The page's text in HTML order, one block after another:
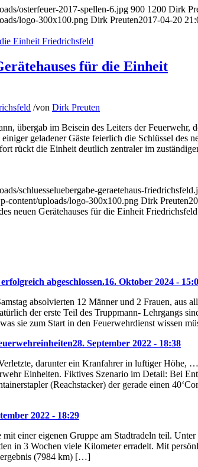
osterfeuer-2017-spellen-6.jpg 900 1200 Dirk
logo-300x100.png Dirk Preuten2017-04-20
für die Einheit
/von Dirk Preuten
übergab im Beisein des Leiters der Feuerwehr,
geladener Gäste feierlich die Schlüssel des
rückt die Einheit deutlich zentraler im
schluesseluebergabe-geraetehaus-
content/uploads/logo-300x100.png Dirk Preuten
neuen Gerätehauses für die Einheit Friedrichsfeld
abgeschlossen.16. Oktober 2024 -
absolvierten 12 Männer und 2 Frauen, aus
der erste Teil des Truppmann- Lehrgangs
sie zum Start in den Feuerwehrdienst wissen
28. September 2022 - 18:38
darunter ein Kranfahrer in luftiger Höhe,
Einheiten. Fiktives Szenario im Detail: Bei
(Reachstacker) der gerade einen
2022 - 18:29
einer eigenen Gruppe am Stadtradeln teil.
in 3 Wochen viele Kilometer erradelt. Mit
(7984 km) […]